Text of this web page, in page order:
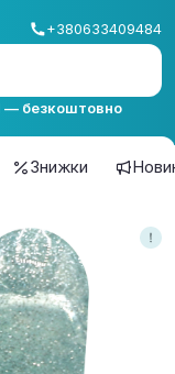
+380633409484
— безкоштовно
Знижки